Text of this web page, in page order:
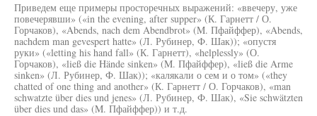
Приведем еще примеры просторечных выражений: «ввечеру, уже
повечерявши» («in the evening, after supper» (К. Гарнетт / О.
Горчаков), «Abends, nach dem Abendbrot» (M. Пфайффер), «Abends,
nachdem man gevespert hatte» (Л. Рубинер, Ф. Шак)); «опустя
руки» («letting his hand fall» (К. Гарнетт), «helplessly» (О.
Горчаков), «ließ die Hände sinken» (M. Пфайффер), «ließ die Arme
sinken» (Л. Рубинер, Ф. Шак)); «калякали о сем и о том» («they
chatted of one thing and another» (К. Гарнетт / О. Горчаков), «man
schwatzte über dies und jenes» (Л. Рубинер, Ф. Шак), «Sie schwätzten
über dies und das» (M. Пфайффер)) и т.д.